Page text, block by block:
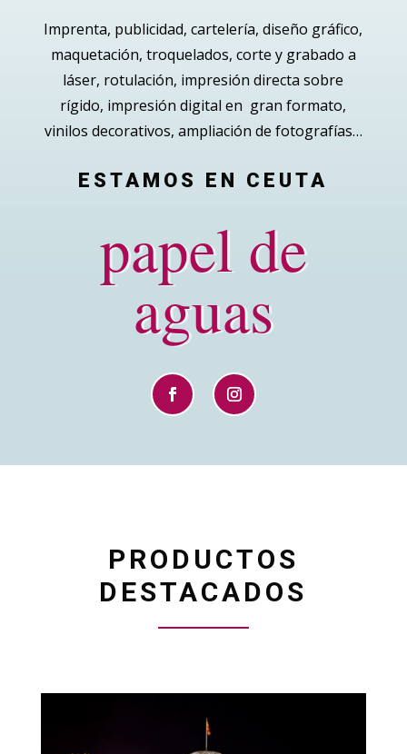
Imprenta, publicidad, cartelería, diseño gráfico,
maquetación, troquelados, corte y grabado a
láser, rotulación, impresión directa sobre
rígido, impresión digital en gran formato,
vinilos decorativos, ampliación de fotografías…
ESTAMOS EN CEUTA
papel de
aguas
PRODUCTOS
DESTACADOS